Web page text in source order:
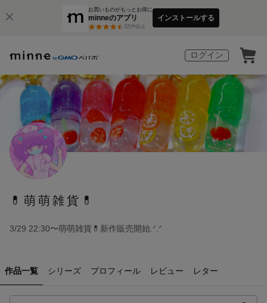
お買いものがもっとお得に
minneのアプリ
3万件以上
インストールする
ログイン
💊萌萌雑貨💊
3/29 22:30〜萌萌雑貨💊新作販売開始.ᐟ.ᐟ
作品一覧 シリーズ プロフィール レビュー レター